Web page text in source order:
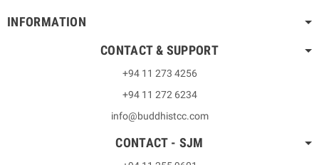
INFORMATION
CONTACT & SUPPORT
+94 11 273 4256
+94 11 272 6234
info@buddhistcc.com
CONTACT - SJM